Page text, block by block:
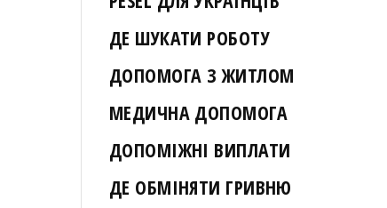
ДЕ ШУКАТИ РОБОТУ
ДОПОМОГА З ЖИТЛОМ
МЕДИЧНА ДОПОМОГА
ДОПОМІЖНІ ВИПЛАТИ
ДЕ ОБМІНЯТИ ГРИВНЮ